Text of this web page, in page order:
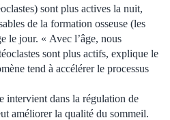
sont plus actives la nuit,
de la formation osseuse (les
le jour. « Avec l’âge, nous
sont plus actifs, explique le
tend à accélérer le processus
intervient dans la régulation de
améliorer la qualité du sommeil.